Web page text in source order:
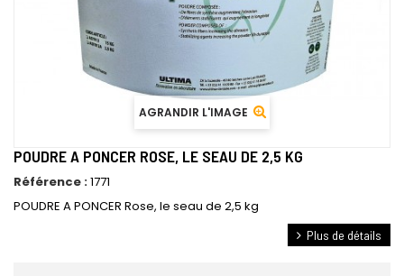
AGRANDIR L'IMAGE
POUDRE A PONCER ROSE, LE SEAU DE 2,5 KG
Référence :1771
POUDRE A PONCER Rose, le seau de 2,5 kg
Plus de détails